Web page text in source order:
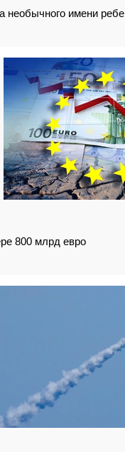
необычного имени
800 млрд евро